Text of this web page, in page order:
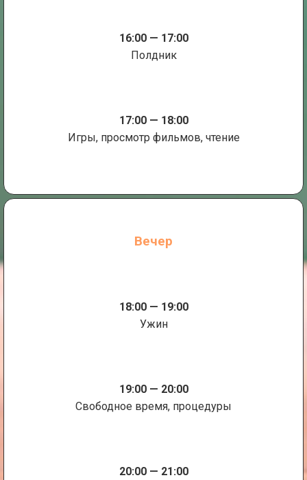
16:00 — 17:00
Полдник
17:00 — 18:00
Игры, просмотр фильмов, чтение
Вечер
18:00 — 19:00
Ужин
19:00 — 20:00
Свободное время, процедуры
20:00 — 21:00